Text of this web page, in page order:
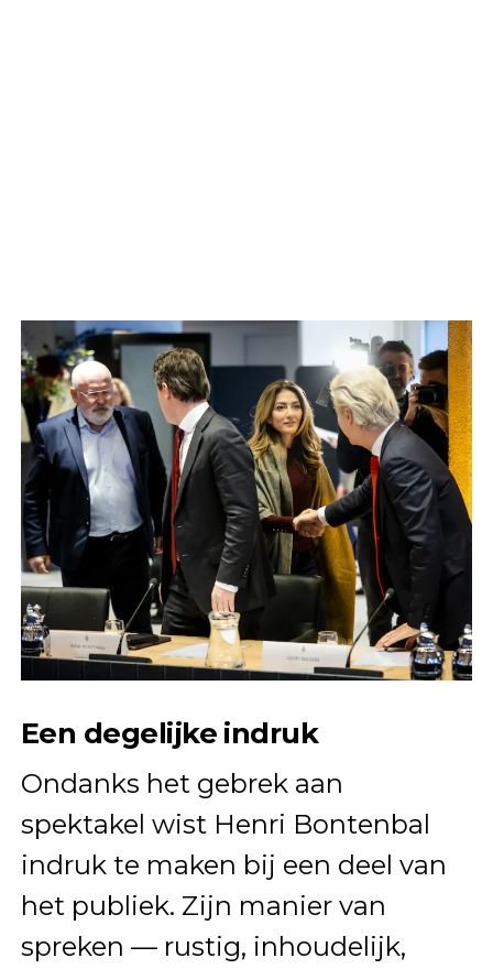
Een degelijke indruk
Ondanks het gebrek aan
spektakel wist Henri Bontenbal
indruk te maken bij een deel van
het publiek. Zijn manier van
spreken — rustig, inhoudelijk,